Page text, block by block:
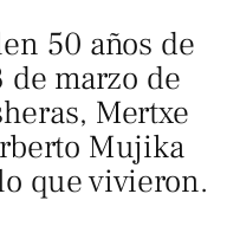
50 años de
de marzo de
Mertxe
Mujika
que vivieron.